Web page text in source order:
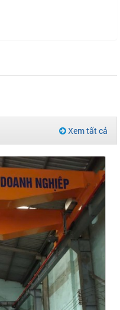
Xem tất cả